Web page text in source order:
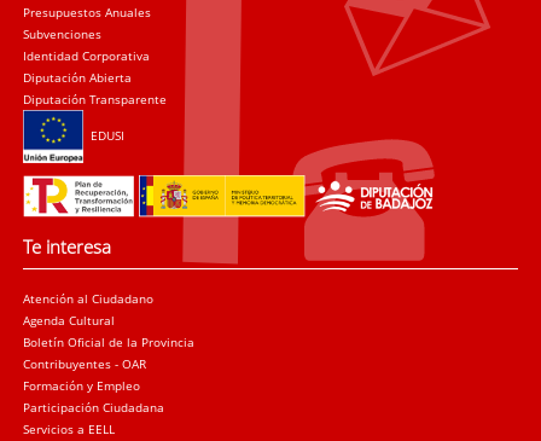
Presupuestos Anuales
Subvenciones
Identidad Corporativa
Diputación Abierta
Diputación Transparente
EDUSI
Te interesa
Atención al Ciudadano
Agenda Cultural
Boletín Oficial de la Provincia
Contribuyentes - OAR
Formación y Empleo
Participación Ciudadana
Servicios a EELL